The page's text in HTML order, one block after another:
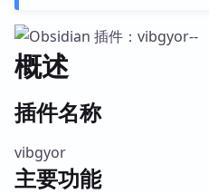
概述
插件名称
vibgyor
主要功能